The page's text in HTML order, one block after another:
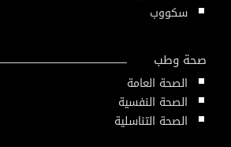
سكووب
صحة وطب
الصحة العامة
الصحة النفسية
الصحة التناسلية